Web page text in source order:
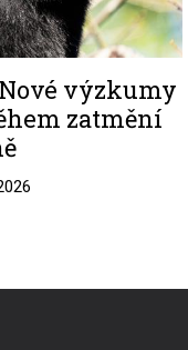
výzkumy
zatmění